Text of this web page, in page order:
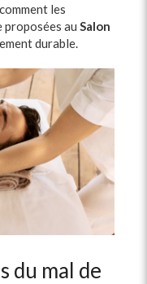
les
proposées au Salon
durable.
du mal de